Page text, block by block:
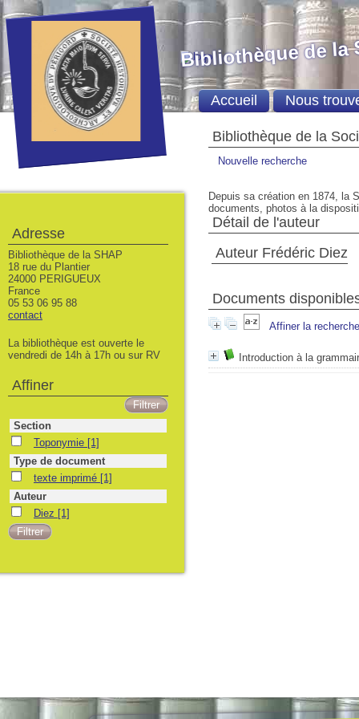
Bibliothèque de la
Nouvelle recherche
Depuis sa création en 1874, la
documents, photos à la
Détail de l'auteur
Auteur Frédéric Diez
Documents
Affiner la recherche
Introduction à la
Bibliothèque de la
Accueil Nous
Adresse
Bibliothèque de la SHAP
18 rue du Plantier
24000 PERIGUEUX
France
05 53 06 95 88
contact
La bibliothèque est ouverte le
vendredi de 14h à 17h ou sur RV
Affiner
Section
Toponymie [1]
Type de document
texte imprimé [1]
Auteur
Diez [1]